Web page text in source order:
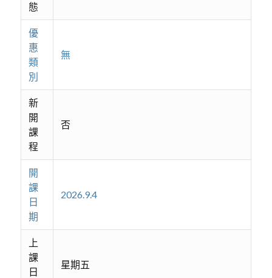
態
優
惠
類
別
無
新
開
課
程
否
開
課
日
期
2026.9.4
上
課
日
星期五